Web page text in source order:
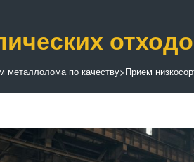
металлолома по качеству>Прием